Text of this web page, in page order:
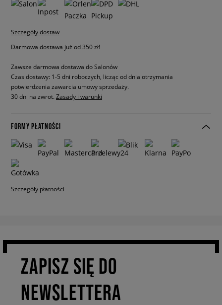
Szczegóły dostaw
Darmowa dostawa już od 350 zł!
Zawsze darmowa dostawa do Salonów
Czas dostawy: 1-5 dni roboczych, licząc od dnia otrzymania
potwierdzenia zawarcia umowy sprzedaży.
30 dni na zwrot. Zasady i warunki
FORMY PŁATNOŚCI
Szczegóły płatności
ZAPISZ SIĘ DO
NEWSLETTERA